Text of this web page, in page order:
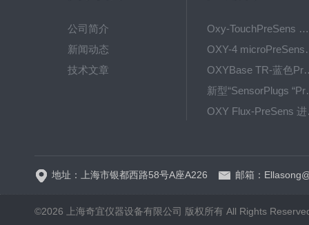
公司简介
新闻动态
技术文章
Oxy-TouchPreSens 氧分析仪 多孔培养容器监测
OXY-4
OXYBase TR-蓝色
新型
地址：上海市银都西路58号A座A226 邮箱：
©2026 上海奇宜仪器设备有限公司 版权所有 All Rights